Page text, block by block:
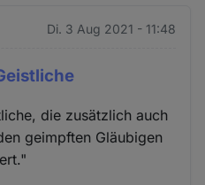
Di. 3 Aug 2021 - 11:48
die zusätzlich auch
geimpften Gläubigen